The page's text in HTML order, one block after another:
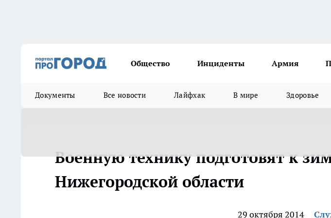
Общество Инциденты Армия
Документы Все новости Лайфхак В мире Здоровье
Военную технику подготовят к
Нижегородской области
29 октября 2014